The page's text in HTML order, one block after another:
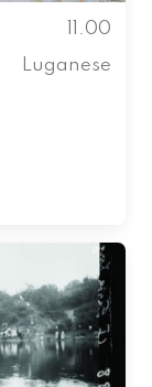
11.00
Luganese